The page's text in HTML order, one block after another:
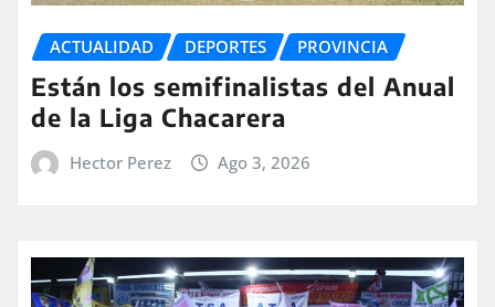
ACTUALIDAD DEPORTES PROVINCIA
Están los semifinalistas del Anual
de la Liga Chacarera
Hector Perez Ago 3, 2026